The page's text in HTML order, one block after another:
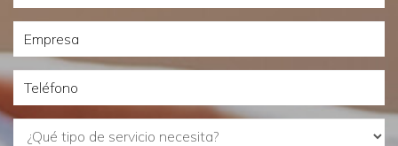
electrónico
Empresa
Teléfono
¿Qué